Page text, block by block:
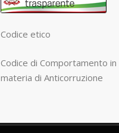
Codice etico
Codice di Comportamento in
materia di Anticorruzione